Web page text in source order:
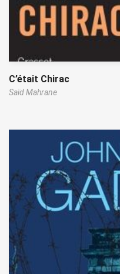
C’était Chirac
Saïd Mahrane